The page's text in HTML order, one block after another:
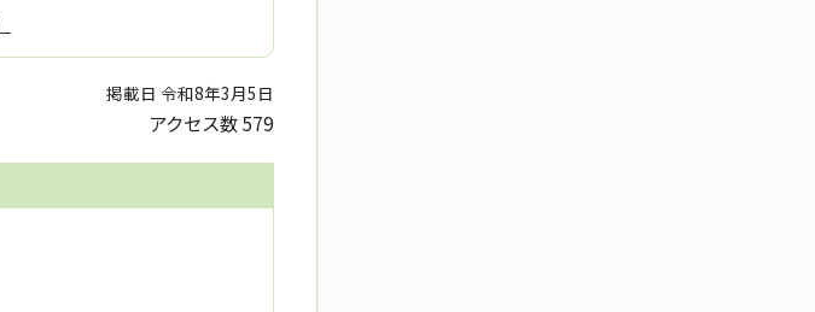
掲載日 令和8年3月5日
アクセス数579